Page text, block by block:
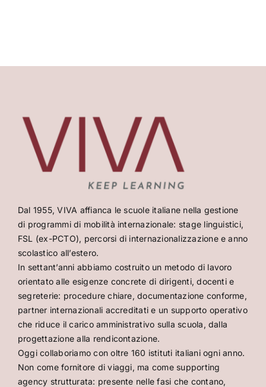
Dal 1955, VIVA affianca le scuole italiane nella gestione
di programmi di mobilità internazionale: stage linguistici,
FSL (ex-PCTO), percorsi di internazionalizzazione e anno
scolastico all’estero.
In settant’anni abbiamo costruito un metodo di lavoro
orientato alle esigenze concrete di dirigenti, docenti e
segreterie: procedure chiare, documentazione conforme,
partner internazionali accreditati e un supporto operativo
che riduce il carico amministrativo sulla scuola, dalla
progettazione alla rendicontazione.
Oggi collaboriamo con oltre 160 istituti italiani ogni anno.
Non come fornitore di viaggi, ma come supporting
agency strutturata: presente nelle fasi che contano,